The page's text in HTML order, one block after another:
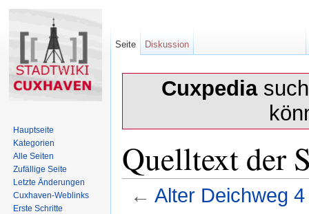
Cuxpedia
Quelltext der
← Alter Deichweg 4
Seite Diskussion
Hauptseite
Kategorien
Alle Seiten
Zufällige Seite
Letzte Änderungen
Cuxhaven-Weblinks
Erste Schritte